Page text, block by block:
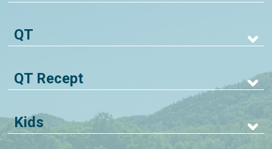
QT
QT Recept
Kids